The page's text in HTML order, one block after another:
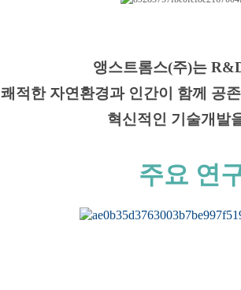
앵스트롬스(주)는
쾌적한 자연환경과 인간이 함께 공
혁신적인 기술개발
주요 연